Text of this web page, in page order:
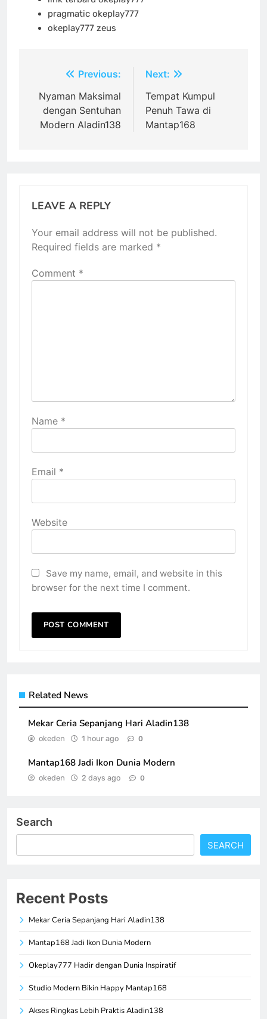
pragmatic okeplay777
okeplay777 zeus
navigation
Previous:
Nyaman Maksimal
dengan Sentuhan
Modern Aladin138
Next:
Tempat Kumpul
Penuh Tawa di
Mantap168
LEAVE A REPLY
Your email address will not be published.
Required fields are marked *
Comment *
Name *
Email *
Website
Save my name, email, and website in this
browser for the next time I comment.
Related News
Mekar Ceria Sepanjang Hari Aladin138
okeden 1 hour ago 0
Mantap168 Jadi Ikon Dunia Modern
okeden 2 days ago 0
Search
SEARCH
Recent Posts
Mekar Ceria Sepanjang Hari Aladin138
Mantap168 Jadi Ikon Dunia Modern
Okeplay777 Hadir dengan Dunia Inspiratif
Studio Modern Bikin Happy Mantap168
Akses Ringkas Lebih Praktis Aladin138